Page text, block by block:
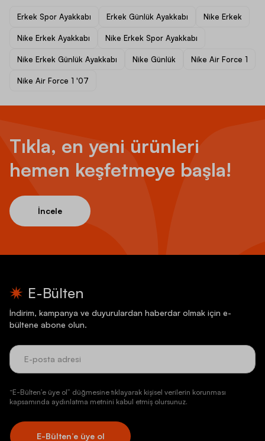
Erkek Spor Ayakkabı Erkek Günlük Ayakkabı Nike Erkek
Nike Erkek Ayakkabı Nike Erkek Spor Ayakkabı
Nike Erkek Günlük Ayakkabı Nike Günlük Nike Air Force 1
Nike Air Force 1 '07
Tıkla, en yeni ürünleri
hemen keşfetmeye başla!
İncele
E-Bülten
İndirim, kampanya ve duyurulardan haberdar olmak için e-
bültene abone olun.
“E-Bülten’e üye ol” düğmesine tıklayarak kişisel verilerin korunması
kapsamında aydınlatma metnini kabul etmiş olursunuz.
E-Bülten’e üye ol